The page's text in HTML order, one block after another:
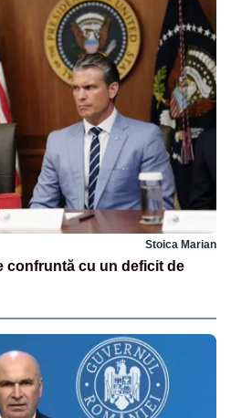
Stoica Marian
confruntă cu un deficit de